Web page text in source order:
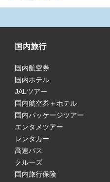
国内旅行
国内航空券
国内ホテル
JALツアー
国内航空券＋ホテル
国内パッケージツアー
エンタメツアー
レンタカー
高速バス
クルーズ
国内旅行保険